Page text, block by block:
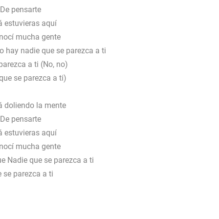
De pensarte
estuvieras aquí
mucha gente
hay nadie que se parezca a ti
a ti (No, no)
se parezca a ti)
doliendo la mente
De pensarte
estuvieras aquí
mucha gente
Nadie que se parezca a ti
se parezca a ti